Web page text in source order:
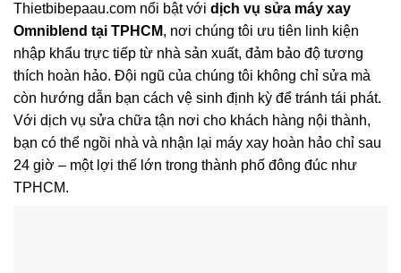
Thietbibepaau.com nổi bật với dịch vụ sửa máy xay
Omniblend tại TPHCM, nơi chúng tôi ưu tiên linh kiện
nhập khẩu trực tiếp từ nhà sản xuất, đảm bảo độ tương
thích hoàn hảo. Đội ngũ của chúng tôi không chỉ sửa mà
còn hướng dẫn bạn cách vệ sinh định kỳ để tránh tái phát.
Với dịch vụ sửa chữa tận nơi cho khách hàng nội thành,
bạn có thể ngồi nhà và nhận lại máy xay hoàn hảo chỉ sau
24 giờ – một lợi thế lớn trong thành phố đông đúc như
TPHCM.